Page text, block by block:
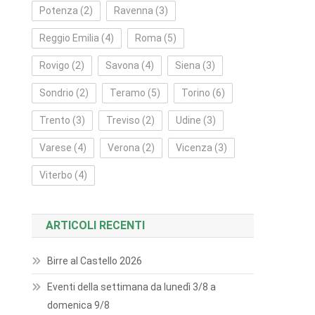
Potenza (2) Ravenna (3)
Reggio Emilia (4) Roma (5)
Rovigo (2) Savona (4) Siena (3)
Sondrio (2) Teramo (5) Torino (6)
Trento (3) Treviso (2) Udine (3)
Varese (4) Verona (2) Vicenza (3)
Viterbo (4)
ARTICOLI RECENTI
Birre al Castello 2026
Eventi della settimana da lunedì 3/8 a
domenica 9/8